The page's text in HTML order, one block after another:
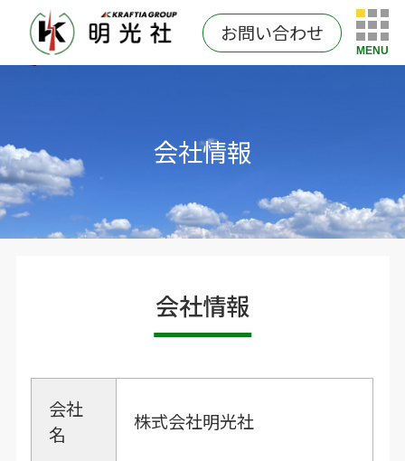
お問い合わせ
MENU
会社情報
会社情報
会社
名
株式会社明光社